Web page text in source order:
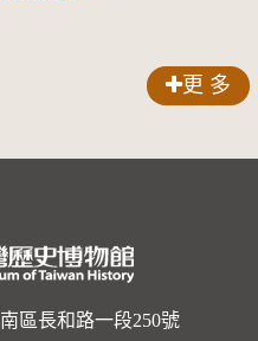
更 多
區長和路一段250號